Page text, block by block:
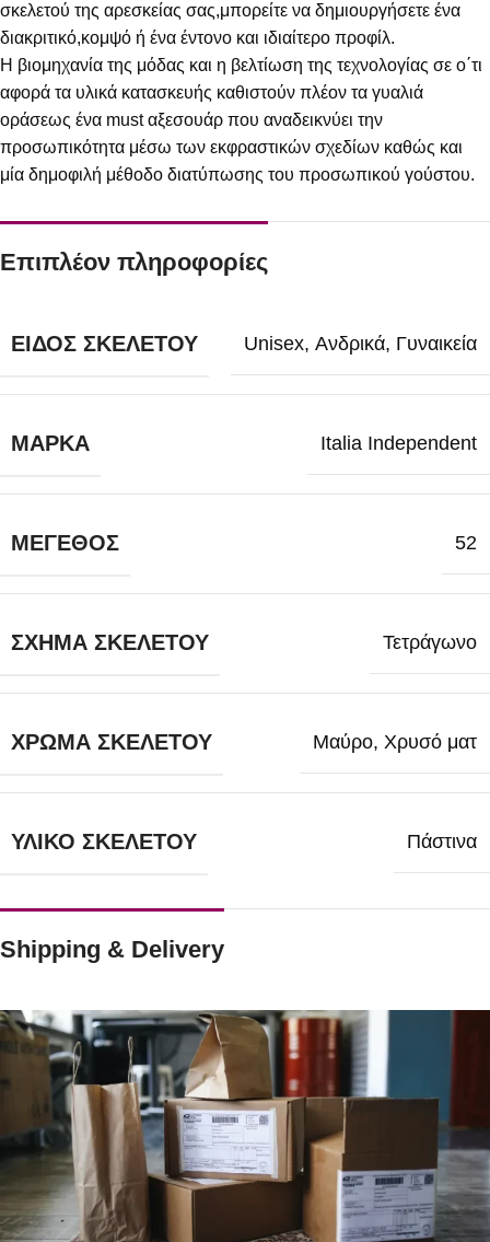
σκελετού της αρεσκείας σας,μπορείτε να δημιουργήσετε ένα
διακριτικό,κομψό ή ένα έντονο και ιδιαίτερο προφίλ.
Η βιομηχανία της μόδας και η βελτίωση της τεχνολογίας σε ο΄τι
αφορά τα υλικά κατασκευής καθιστούν πλέον τα γυαλιά
οράσεως ένα must αξεσουάρ που αναδεικνύει την
προσωπικότητα μέσω των εκφραστικών σχεδίων καθώς και
μία δημοφιλή μέθοδο διατύπωσης του προσωπικού γούστου.
Επιπλέον πληροφορίες
ΕΊΔΟΣ ΣΚΕΛΕΤΟΎ Unisex, Ανδρικά, Γυναικεία
ΜΆΡΚΑ Italia Independent
ΜΈΓΕΘΟΣ 52
ΣΧΉΜΑ ΣΚΕΛΕΤΟΎ Τετράγωνο
ΧΡΏΜΑ ΣΚΕΛΕΤΟΎ Μαύρο, Χρυσό ματ
ΥΛΙΚΌ ΣΚΕΛΕΤΟΎ Πάστινα
Shipping & Delivery